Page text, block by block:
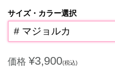
サイズ・カラー選択
# マジョルカ
価格 ¥3,900(税込)